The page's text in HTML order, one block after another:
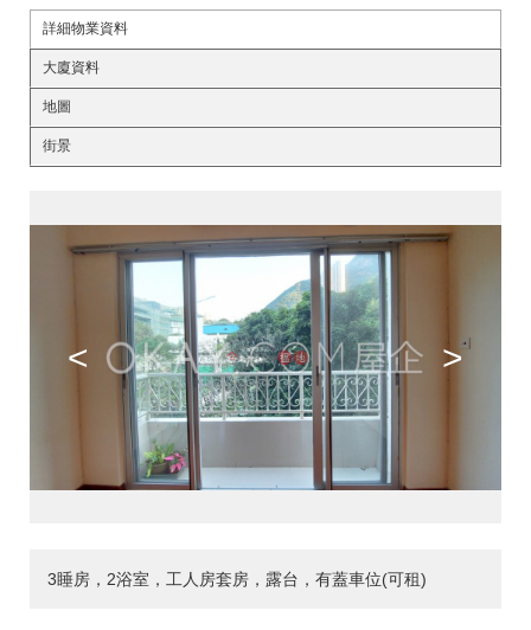
詳細物業資料
大廈資料
地圖
街景
< >
3睡房，2浴室，工人房套房，露台，有蓋車位(可租)